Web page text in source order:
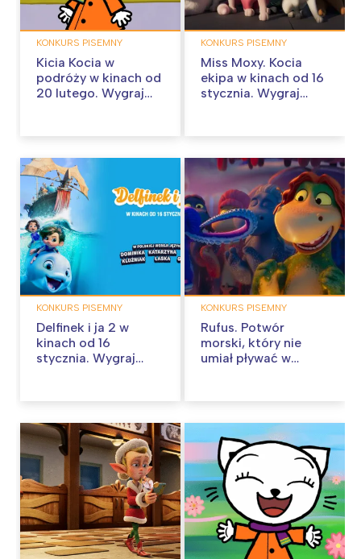
KONKURS PISEMNY
Kicia Kocia w
podróży w kinach od
20 lutego. Wygraj
KONKURS PISEMNY
Miss Moxy. Kocia
ekipa w kinach od 16
stycznia. Wygraj
KONKURS PISEMNY
Delfinek i ja 2 w
kinach od 16
stycznia. Wygraj
KONKURS PISEMNY
Rufus. Potwór
morski, który nie
umiał pływać w
zaproszenie na film!